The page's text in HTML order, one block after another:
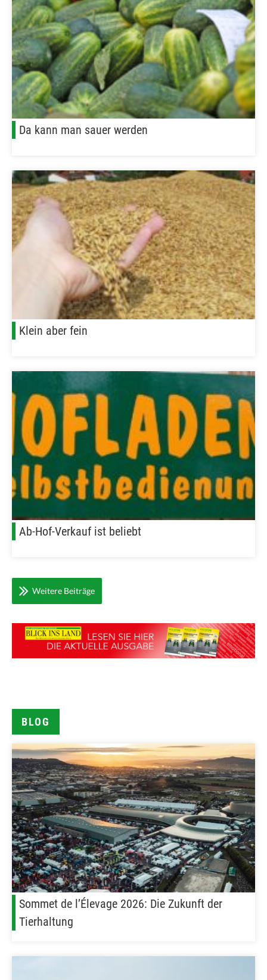
Da kann man sauer werden
Klein aber fein
Ab-Hof-Verkauf ist beliebt
Weitere Beiträge
BLOG
Sommet de l’Élevage 2026: Die Zukunft der
Tierhaltung